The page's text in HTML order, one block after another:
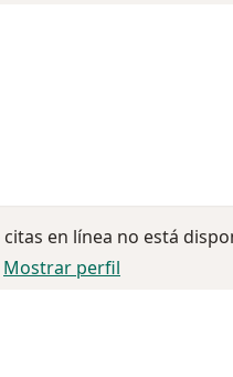
citas en línea no está
Mostrar perfil